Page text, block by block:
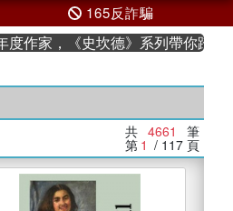
165反詐騙
史坎德》系列帶你踏上熱血奇幻
共 4661 筆
第 1 / 117 頁